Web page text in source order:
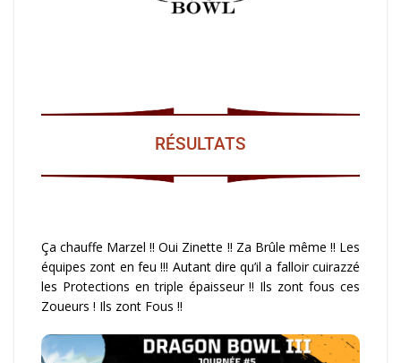
RÉSULTATS
Ça chauffe Marzel !! Oui Zinette !! Za Brûle même !! Les
équipes zont en feu !!! Autant dire qu’il a falloir cuirazzé
les Protections en triple épaisseur !! Ils zont fous ces
Zoueurs ! Ils zont Fous !!